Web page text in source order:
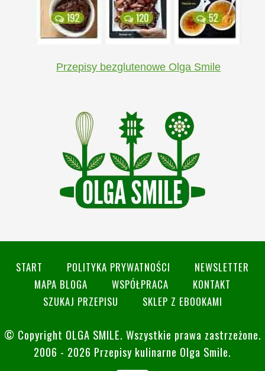
Przepisy bezglutenowe Olga Smile
START POLITYKA PRYWATNOŚCI
NEWSLETTER
MAPA BLOGA
WSPÓŁPRACA
KONTAKT
SZUKAJ PRZEPISU
SKLEP Z EBOOKAMI
© Copyright OLGA SMILE. Wszystkie prawa zastrzeżone.
2006 - 2026 Przepisy kulinarne Olga Smile.